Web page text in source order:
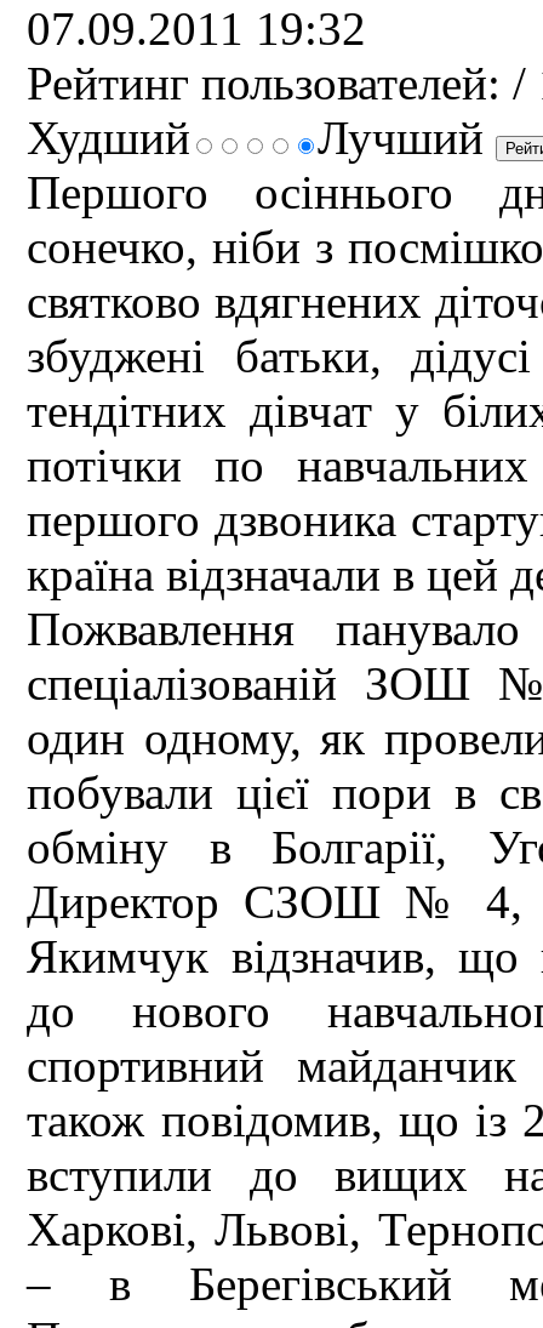
07.09.2011 19:32
Рейтинг пользователей: /
Худший
Лучший
Першого осіннього
сонечко, ніби з
святково вдягнених
збуджені батьки,
тендітних дівчат у
потічки по
першого дзвоника
країна відзначали в цей
Пожвавлення
спеціалізованій ЗОШ
один одному, як
побували цієї пори в
обміну в Болгарії,
Директор СЗОШ № 4,
Якимчук відзначив, що
до нового
спортивний
також повідомив, що із
вступили до вищих
Харкові, Львові,
– в Берегівський